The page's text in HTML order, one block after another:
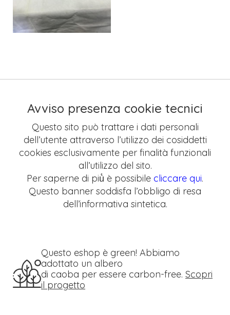
Avviso presenza cookie tecnici
Questo sito può trattare i dati personali
dell’utente attraverso l’utilizzo dei cosiddetti
cookies esclusivamente per finalità funzionali
all’utilizzo del sito.
Per saperne di più̀ è possibile cliccare qui.
Questo banner soddisfa l’obbligo di resa
dell’informativa sintetica.
Questo eshop è green! Abbiamo
adottato un albero
di caoba per essere carbon-free. Scopri
il progetto